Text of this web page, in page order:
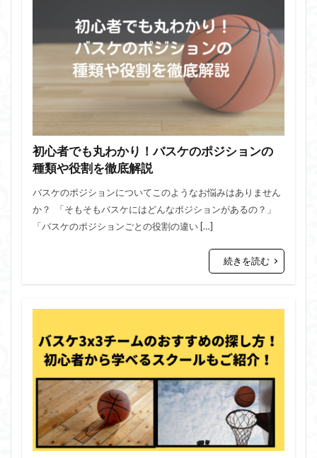
初心者でも丸わかり！バスケのポジションの
種類や役割を徹底解説
バスケのポジションについてこのようなお悩みはありません
か？ 「そもそもバスケにはどんなポジションがあるの？」
「バスケのポジションごとの役割の違い […]
続きを読む